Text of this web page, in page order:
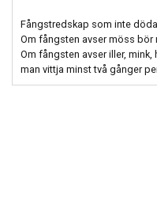
Fångstredskap som inte
Om fångsten avser möss bör
Om fångsten avser iller,
man vittja minst två gånger